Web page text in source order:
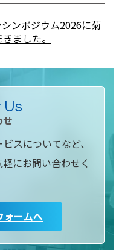
ンポジウム2026に菊
ました。
Us
せ
スについてなど、
にお問い合わせく
ォームへ